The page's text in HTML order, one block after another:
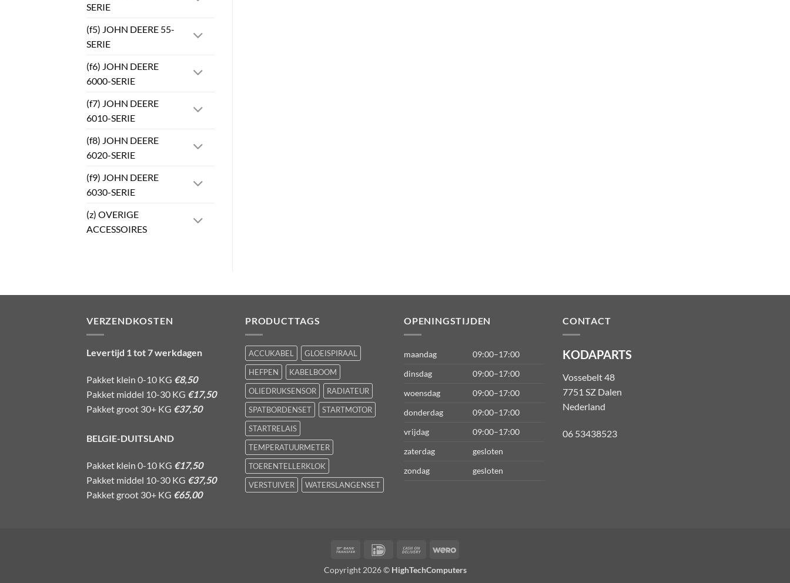
SERIE
(f5) JOHN DEERE 55-
SERIE
(f6) JOHN DEERE
6000-SERIE
(f7) JOHN DEERE
6010-SERIE
(f8) JOHN DEERE
6020-SERIE
(f9) JOHN DEERE
6030-SERIE
(z) OVERIGE
ACCESSOIRES
VERZENDKOSTEN
Levertijd 1 tot 7 werkdagen
Pakket klein 0-10 KG €8,50
Pakket middel 10-30 KG €17,50
Pakket groot 30+ KG €37,50
BELGIE-DUITSLAND
Pakket klein 0-10 KG €17,50
Pakket middel 10-30 KG €37,50
Pakket groot 30+ KG €65,00
PRODUCTTAGS
ACCUKABEL
GLOEISPIRAAL
HEFPEN
KABELBOOM
OLIEDRUKSENSOR
RADIATEUR
SPATBORDENSET
STARTMOTOR
STARTRELAIS
TEMPERATUURMETER
TOERENTELLERKLOK
VERSTUIVER
WATERSLANGENSET
OPENINGSTIJDEN
maandag
09:00–17:00
dinsdag
09:00–17:00
woensdag
09:00–17:00
donderdag
09:00–17:00
vrijdag
09:00–17:00
zaterdag
gesloten
zondag
gesloten
CONTACT
KODAPARTS
Vossebelt 48
7751 SZ Dalen
Nederland
06 53438523
Bank
IDeal
Cash
Delivery
Wero
Copyright 2026 © HighTechComputers